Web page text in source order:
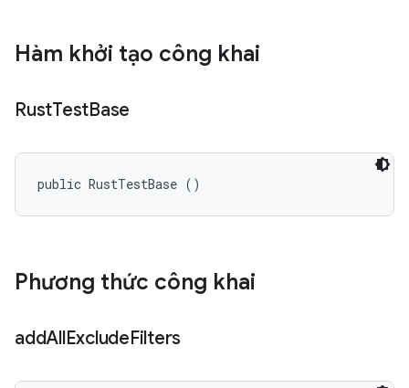
Hàm khởi tạo công khai
RustTestBase
public RustTestBase ()
Phương thức công khai
addAllExcludeFilters